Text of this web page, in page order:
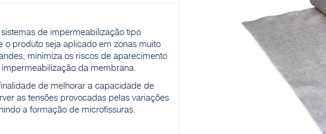
de impermeabilização tipo
o produto seja aplicado em zonas muito
minimiza os riscos de aparecimento
da membrana.
de melhorar a capacidade de
as tensões provocadas pelas variações
a formação de microfissuras.